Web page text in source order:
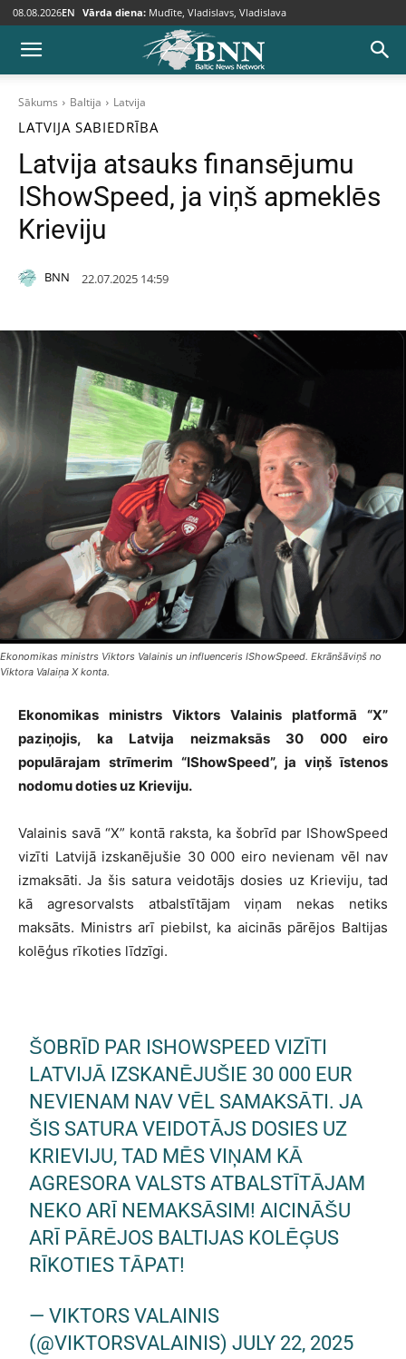
08.08.2026EN Vārda diena: Mudīte, Vladislavs, Vladislava
Sākums Baltija Latvija
LATVIJA SABIEDRĪBA
Latvija atsauks finansējumu
IShowSpeed, ja viņš apmeklēs
Krieviju
BNN 22.07.2025 14:59
Ekonomikas ministrs Viktors Valainis un influenceris IShowSpeed. Ekrānšāviņš no
Viktora Valaiņa X konta.
Ekonomikas ministrs Viktors Valainis platformā “X”
paziņojis, ka Latvija neizmaksās 30 000 eiro
populārajam strīmerim “IShowSpeed”, ja viņš īstenos
nodomu doties uz Krieviju.
Valainis savā “X” kontā raksta, ka šobrīd par IShowSpeed
vizīti Latvijā izskanējušie 30 000 eiro nevienam vēl nav
izmaksāti. Ja šis satura veidotājs dosies uz Krieviju, tad
kā agresorvalsts atbalstītājam viņam nekas netiks
maksāts. Ministrs arī piebilst, ka aicinās pārējos Baltijas
kolēģus rīkoties līdzīgi.
ŠOBRĪD PAR ISHOWSPEED VIZĪTI
LATVIJĀ IZSKANĒJUŠIE 30 000 EUR
NEVIENAM NAV VĒL SAMAKSĀTI. JA
ŠIS SATURA VEIDOTĀJS DOSIES UZ
KRIEVIJU, TAD MĒS VIŅAM KĀ
AGRESORA VALSTS ATBALSTĪTĀJAM
NEKO ARĪ NEMAKSĀSIM! AICINĀŠU
ARĪ PĀRĒJOS BALTIJAS KOLĒĢUS
RĪKOTIES TĀPAT!
— VIKTORS VALAINIS
(@VIKTORSVALAINIS)JULY 22, 2025